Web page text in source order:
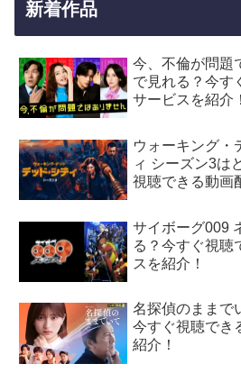
新着作品
今、不倫が問題
で見れる？今す
サービスを紹介！
ウォーキング・
ィ シーズン3は
視聴できる動画
サイボーグ009
る？今すぐ視聴
スを紹介！
名探偵のままで
今すぐ視聴でき
紹介！